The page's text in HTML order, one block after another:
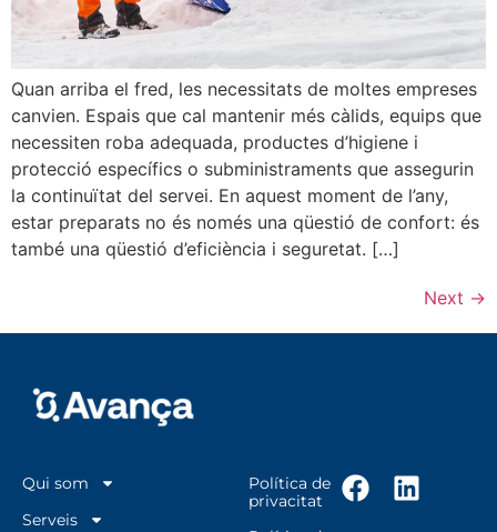
Quan arriba el fred, les necessitats de moltes empreses
canvien. Espais que cal mantenir més càlids, equips que
necessiten roba adequada, productes d’higiene i
protecció específics o subministraments que assegurin
la continuïtat del servei. En aquest moment de l’any,
estar preparats no és només una qüestió de confort: és
també una qüestió d’eficiència i seguretat. […]
Next →
Qui som
Serveis
Política de
privacitat